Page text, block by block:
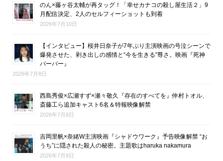
のん×藤ヶ谷太輔が再タッグ！「幸せカナコの殺し屋生活２」9
月配信決定、2人のセルフィーショットも到着
2026年7月10日
【インタビュー】桜井日奈子が7年ぶり主演映画の号泣シーンで
爆発させた、剥き出しの感情と“今を生きる”尊さ。映画『死神
バーバー』
2026年7月8日
西島秀俊×広瀬すず×瀬々敬久『存在のすべてを』仲村トオル、
斎藤工ら追加キャスト6名＆特報映像解禁
2026年7月8日
吉岡里帆×奈緒W主演映画『シャドウワーク』予告映像解禁 “お
うち”に隠された殺人の秘密。主題歌はharuka nakamura
2026年7月8日